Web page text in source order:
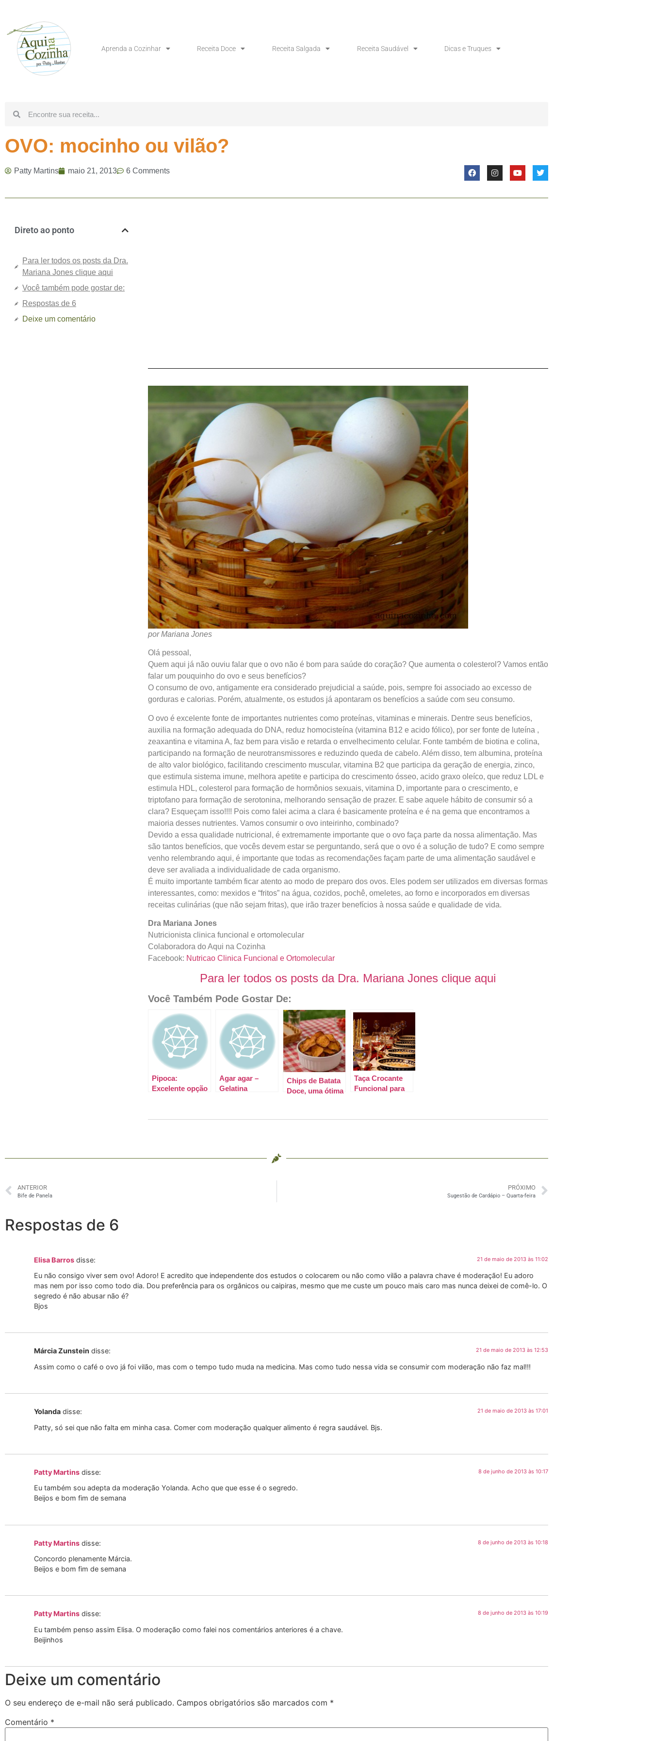
Aprenda a Cozinhar Receita Doce Receita Salgada Receita Saudável Dicas e Truques
OVO: mocinho ou vilão?
Patty Martins maio 21, 2013 6 Comments
Direto ao ponto
Para ler todos os posts da Dra.
Mariana Jones clique aqui
Você também pode gostar de:
Respostas de 6
Deixe um comentário
por Mariana Jones
Olá pessoal,
Quem aqui já não ouviu falar que o ovo não é bom para saúde do coração? Que aumenta o colesterol? Vamos então
falar um pouquinho do ovo e seus benefícios?
O consumo de ovo, antigamente era considerado prejudicial a saúde, pois, sempre foi associado ao excesso de
gorduras e calorias. Porém, atualmente, os estudos já apontaram os benefícios a saúde com seu consumo.
O ovo é excelente fonte de importantes nutrientes como proteínas, vitaminas e minerais. Dentre seus benefícios,
auxilia na formação adequada do DNA, reduz homocisteína (vitamina B12 e acido fólico), por ser fonte de luteína ,
zeaxantina e vitamina A, faz bem para visão e retarda o envelhecimento celular. Fonte também de biotina e colina,
participando na formação de neurotransmissores e reduzindo queda de cabelo. Além disso, tem albumina, proteína
de alto valor biológico, facilitando crescimento muscular, vitamina B2 que participa da geração de energia, zinco,
que estimula sistema imune, melhora apetite e participa do crescimento ósseo, acido graxo oleíco, que reduz LDL e
estimula HDL, colesterol para formação de hormônios sexuais, vitamina D, importante para o crescimento, e
triptofano para formação de serotonina, melhorando sensação de prazer. E sabe aquele hábito de consumir só a
clara? Esqueçam isso!!!! Pois como falei acima a clara é basicamente proteína e é na gema que encontramos a
maioria desses nutrientes. Vamos consumir o ovo inteirinho, combinado?
Devido a essa qualidade nutricional, é extremamente importante que o ovo faça parte da nossa alimentação. Mas
são tantos benefícios, que vocês devem estar se perguntando, será que o ovo é a solução de tudo? E como sempre
venho relembrando aqui, é importante que todas as recomendações façam parte de uma alimentação saudável e
deve ser avaliada a individualidade de cada organismo.
É muito importante também ficar atento ao modo de preparo dos ovos. Eles podem ser utilizados em diversas formas
interessantes, como: mexidos e “fritos” na água, cozidos, pochê, omeletes, ao forno e incorporados em diversas
receitas culinárias (que não sejam fritas), que irão trazer benefícios à nossa saúde e qualidade de vida.
Dra Mariana Jones
Nutricionista clinica funcional e ortomolecular
Colaboradora do Aqui na Cozinha
Facebook: Nutricao Clinica Funcional e Ortomolecular
Para ler todos os posts da Dra. Mariana Jones clique aqui
Você Também Pode Gostar De:
Pipoca:
Excelente opção
Agar agar –
Gelatina
Chips de Batata
Doce, uma ótima
Taça Crocante
Funcional para
gostosa do ano
ANTERIOR
Bife de Panela
PRÓXIMO
Sugestão de Cardápio – Quarta-feira
Respostas de 6
Elisa Barros disse: 21 de maio de 2013 às 11:02
Eu não consigo viver sem ovo! Adoro! E acredito que independente dos estudos o colocarem ou não como vilão a palavra chave é moderação! Eu adoro
mas nem por isso como todo dia. Dou preferência para os orgânicos ou caipiras, mesmo que me custe um pouco mais caro mas nunca deixei de comê-lo. O
segredo é não abusar não é?
Bjos
Márcia Zunstein disse: 21 de maio de 2013 às 12:53
Assim como o café o ovo já foi vilão, mas com o tempo tudo muda na medicina. Mas como tudo nessa vida se consumir com moderação não faz mal!!!
Yolanda disse: 21 de maio de 2013 às 17:01
Patty, só sei que não falta em minha casa. Comer com moderação qualquer alimento é regra saudável. Bjs.
Patty Martins disse: 8 de junho de 2013 às 10:17
Eu também sou adepta da moderação Yolanda. Acho que que esse é o segredo.
Beijos e bom fim de semana
Patty Martins disse: 8 de junho de 2013 às 10:18
Concordo plenamente Márcia.
Beijos e bom fim de semana
Patty Martins disse: 8 de junho de 2013 às 10:19
Eu também penso assim Elisa. O moderação como falei nos comentários anteriores é a chave.
Beijinhos
Deixe um comentário
O seu endereço de e-mail não será publicado. Campos obrigatórios são marcados com *
Comentário *